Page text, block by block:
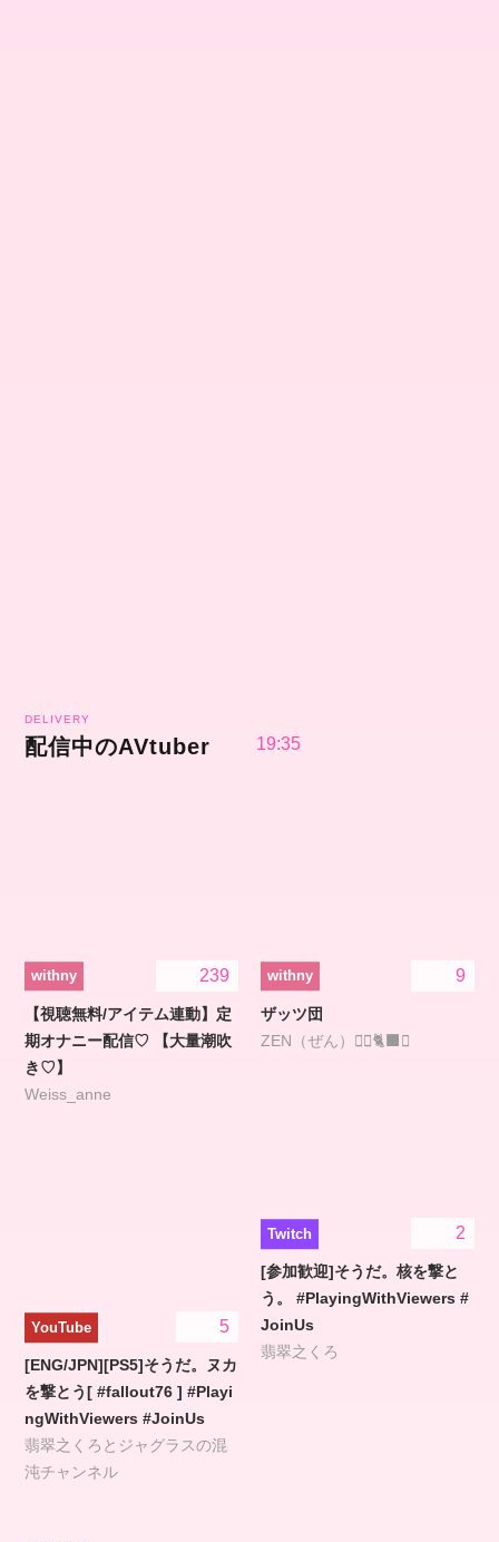
DELIVERY
配信中のAVtuber 19:35
withny
【視聴無料/アイテム連動】定
期オナニー配信♡ 【大量潮吹
き♡】
Weiss_anne
239 withny
ザッツ団
ZEN（ぜん）❤️‍🔥🐈‍⬛🎀
9
YouTube
[ENG/JPN][PS5]そうだ。ヌカ
を撃とう[ #fallout76 ] #Playi
ngWithViewers #JoinUs
翡翠之くろとジャグラスの混
沌チャンネル
5
Twitch
[参加歓迎]そうだ。核を撃と
う。 #PlayingWithViewers #
JoinUs
翡翠之くろ
2